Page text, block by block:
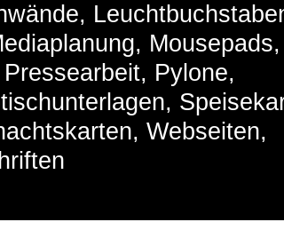
Mousepads,
Pylone,
Webseiten,